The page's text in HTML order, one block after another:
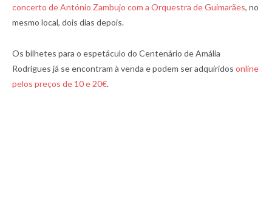
concerto de António Zambujo com a Orquestra de Guimarães, no
mesmo local, dois dias depois.
Os bilhetes para o espetáculo do Centenário de Amália
Rodrigues já se encontram à venda e podem ser adquiridos online
pelos preços de 10 e 20€.